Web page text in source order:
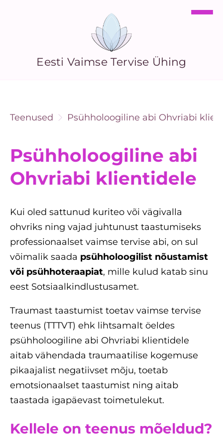
Eesti Vaimse Tervise Ühing
Teenused Psühholoogiline abi Ohvriabi
Psühholoogiline abi
Ohvriabi klientidele
Kui oled sattunud kuriteo või vägivalla
ohvriks ning vajad juhtunust taastumiseks
professionaalset vaimse tervise abi, on sul
võimalik saada psühholoogilist nõustamist
või psühhoteraapiat, mille kulud katab sinu
eest Sotsiaalkindlustusamet.
Traumast taastumist toetav vaimse tervise
teenus (TTTVT) ehk lihtsamalt öeldes
psühholoogiline abi Ohvriabi klientidele
aitab vähendada traumaatilise kogemuse
pikaajalist negatiivset mõju, toetab
emotsionaalset taastumist ning aitab
taastada igapäevast toimetulekut.
Kellele on teenus mõeldud?